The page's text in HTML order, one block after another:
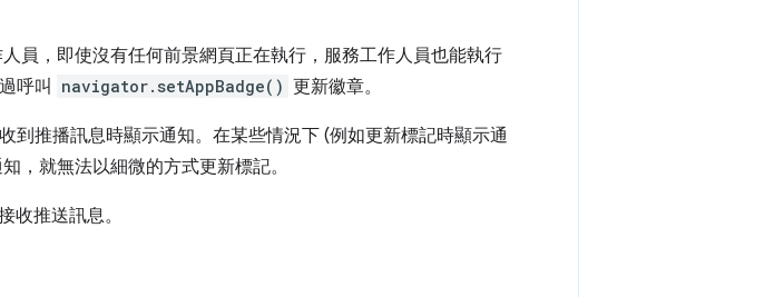
員，即使沒有任何前景網頁正在執行，服務工作人員也能執行
呼叫
navigator.setAppBadge() 更新徽章。
到推播訊息時顯示通知。在某些情況下 (例如更新標記時顯示通
，就無法以細微的方式更新標記。
收推送訊息。